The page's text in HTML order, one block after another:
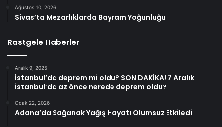
Ağustos 10, 2026
Sivas’ta Mezarlıklarda Bayram Yoğunluğu
Rastgele Haberler
Aralık 9, 2025
İstanbul’da deprem mi oldu? SON DAKİKA! 7 Aralık
İstanbul’da az önce nerede deprem oldu?
Ocak 22, 2026
Adana’da Sağanak Yağış Hayatı Olumsuz Etkiledi